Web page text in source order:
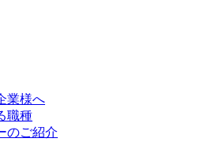
業様へ
職種
のご紹介